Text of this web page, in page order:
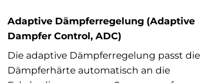
Adaptive Dämpferregelung (Adaptive
Dampfer Control, ADC)
Die adaptive Dämpferregelung passt die
Dämpferhärte automatisch an die